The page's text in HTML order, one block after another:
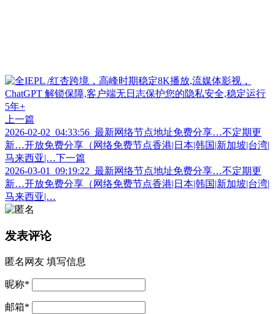
上一篇
2026-02-02_04:33:56_最新网络节点地址免费分享…不定期更
新…开放免费分享（网络免费节点香港|日本|韩国|新加坡|台湾|
马来西亚|… 下一篇
2026-03-01_09:19:22_最新网络节点地址免费分享…不定期更
新…开放免费分享（网络免费节点香港|日本|韩国|新加坡|台湾|
马来西亚|…
发表评论
匿名网友 填写信息
昵称*
邮箱*